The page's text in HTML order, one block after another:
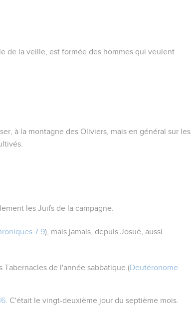
de la veille, est formée des hommes qui veulent
à la montagne des Oliviers, mais en général sur les
les Juifs de la campagne.
7.9), mais jamais, depuis Josué, aussi
de l'année sabbatique (Deutéronome
. C'était le vingt-deuxième jour du septième mois.